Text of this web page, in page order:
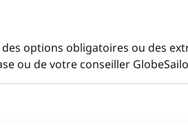
options obligatoires ou des
ou de votre conseiller